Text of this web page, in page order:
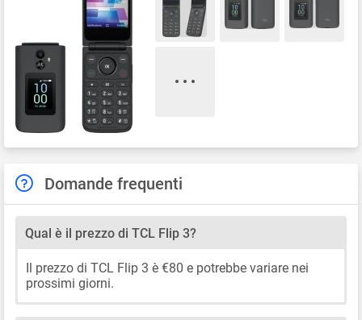
Domande frequenti
Qual è il prezzo di TCL Flip 3?
Il prezzo di TCL Flip 3 è €80 e potrebbe variare nei
prossimi giorni.